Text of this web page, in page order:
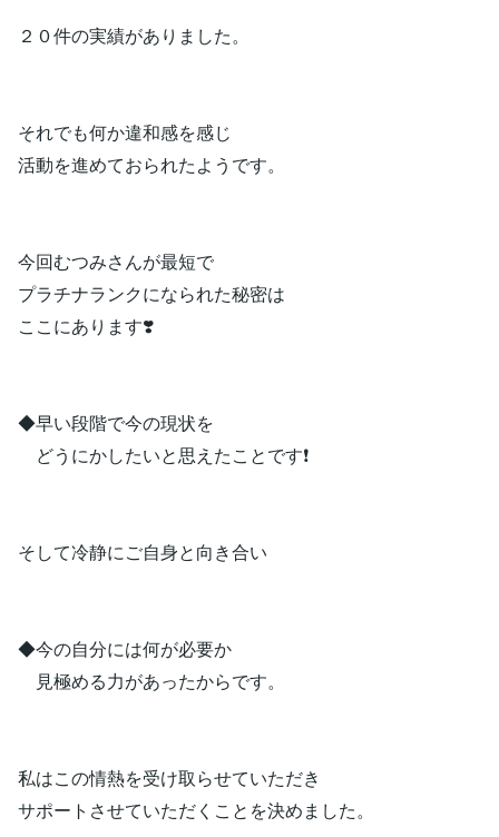
２０件の実績がありました。
それでも何か違和感を感じ
活動を進めておられたようです。
今回むつみさんが最短で
プラチナランクになられた秘密は
ここにあります❣️
◆早い段階で今の現状を
どうにかしたいと思えたことです❗️
そして冷静にご自身と向き合い
◆今の自分には何が必要か
見極める力があったからです。
私はこの情熱を受け取らせていただき
サポートさせていただくことを決めました。